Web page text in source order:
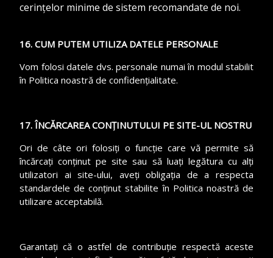
cerințelor minime de sistem recomandate de noi.
16. CUM PUTEM UTILIZA DATELE PERSONALE
Vom folosi datele dvs. personale numai în modul stabilit
în Politica noastră de confidențialitate.
17. ÎNCĂRCAREA CONȚINUTULUI PE SITE-UL NOSTRU
Ori de câte ori folosiți o funcție care vă permite să
încărcați conținut pe site sau să luați legătura cu alți
utilizatori ai site-ului, aveți obligația de a respecta
standardele de conținut stabilite în Politica noastră de
utilizare acceptabilă.
Garantați că o astfel de contribuție respectă aceste